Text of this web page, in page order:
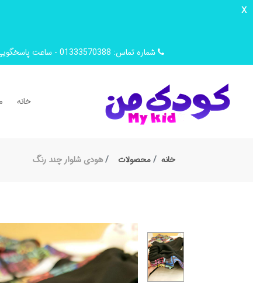
x
شماره تماس: 01333570388 - ساعت پاسخگویی: 9 صبح تا 14 ظهر
خانه
خانه محصولات هودی شلوار چند رنگ